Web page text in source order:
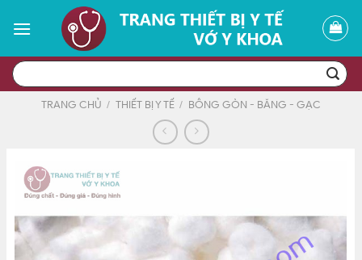
Tìm
kiếm:
TRANG CHỦ / THIẾT BỊ Y TẾ / BÔNG GÒN - BĂNG - GẠC